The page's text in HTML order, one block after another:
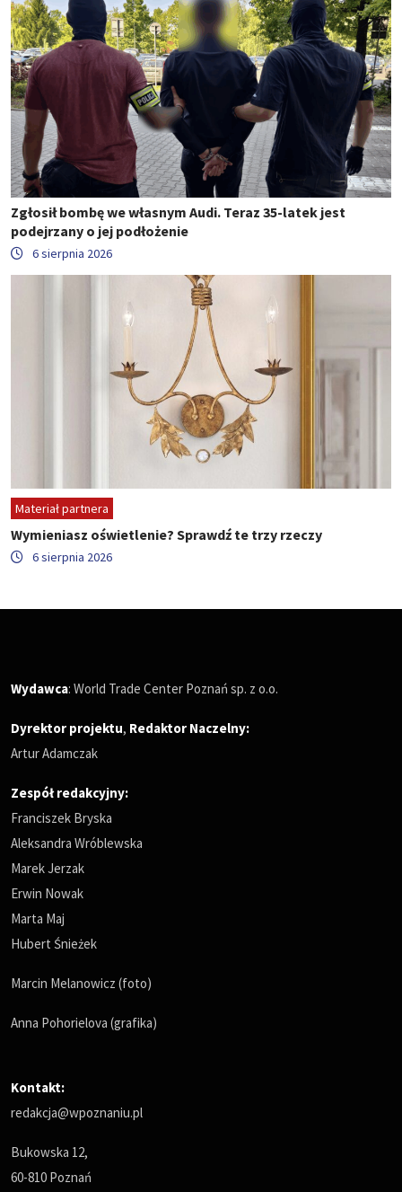
Zgłosił bombę we własnym Audi. Teraz 35-latek jest
podejrzany o jej podłożenie
6 sierpnia 2026
Materiał partnera
Wymieniasz oświetlenie? Sprawdź te trzy rzeczy
6 sierpnia 2026
Wydawca: World Trade Center Poznań sp. z o.o.
Dyrektor projektu, Redaktor Naczelny:
Artur Adamczak
Zespół redakcyjny:
Franciszek Bryska
Aleksandra Wróblewska
Marek Jerzak
Erwin Nowak
Marta Maj
Hubert Śnieżek
Marcin Melanowicz (foto)
Anna Pohorielova (grafika)
Kontakt:
redakcja@wpoznaniu.pl
Bukowska 12,
60-810 Poznań